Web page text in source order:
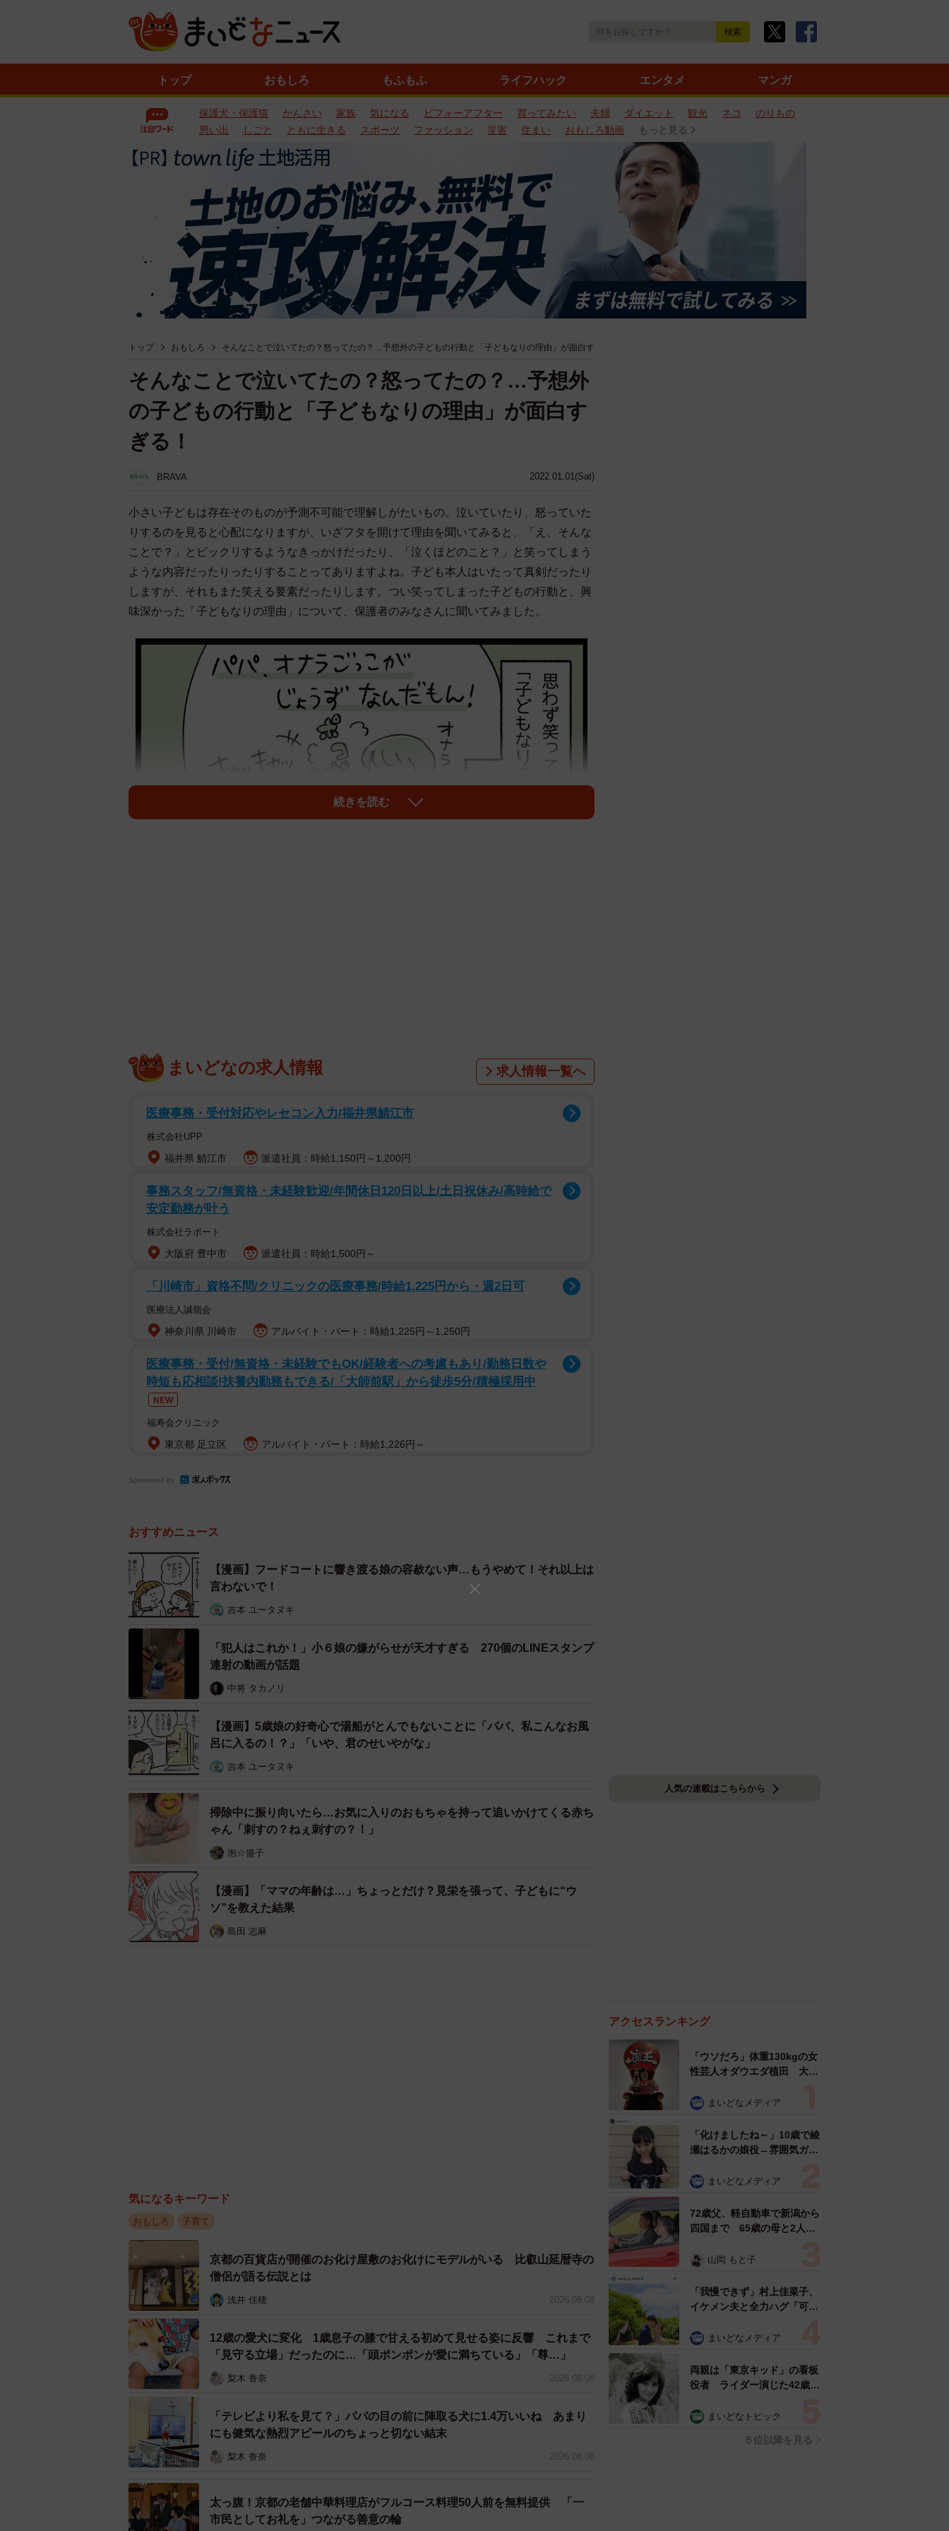
トップ おもしろ もふもふ ライフハック エンタメ マンガ
保護犬・保護猫 かんさい 家族 気になる ビフォーアフター 買ってみたい 夫婦 ダイエット 観光 ネコ
のりもの
思い出
しごと ともに生きる スポーツ ファッション 災害 住まい おもしろ動画 もっと見る
トップ おもしろ そんなことで泣いてたの？怒ってたの？…予想外の子どもの行動と「子どもなりの理由」が面白す
2022.01.01(Sat)
そんなことで泣いてたの？怒ってたの？…予想外
の子どもの行動と「子どもなりの理由」が面白す
ぎる！
BRAVA
小さい子どもは存在そのものが予測不可能で理解しがたいもの。泣いていたり、怒っていた
りするのを見ると心配になりますが、いざフタを開けて理由を聞いてみると、「え、そんな
ことで？」とビックリするようなきっかけだったり、「泣くほどのこと？」と笑ってしまう
ような内容だったりったりすることってありますよね。子ども本人はいたって真剣だったり
しますが、それもまた笑える要素だったりします。つい笑ってしまった子どもの行動と、興
味深かった「子どもなりの理由」について、保護者のみなさんに聞いてみました。
すね。でも、理由を聞いてみると、「なんて可愛いんだー」「面白すぎる！」と、思わず笑
ってしまうことも…。
◇ ◇
▽一口が大きかったから
あるとき、娘が「パパどうぞ」とパンをおすそ分けしていました。「ママにもちょうだい」
というと、「ママにはあげない」とそっけない態度。「なんでよ～」と聞くと、何日か前に
娘が「どうぞ」と差し出したアイスをかじった一口が（娘の）想像以上に大きかったからだ
そうです。ごめんよぉ～…ってか、根に持つタイプ！？〔Hさん、子ども3歳〕
▽パパがいい！！
お風呂はだいたい一日おきに主人と私が交代で入れていますが、私と入る日でも「パパがい
だからそう。確かに、主人と入るとずっと笑ってるなーと思っていました。「ママもやるか
らさ」と一緒に入った時やってみましたが、「ママ下手」と却下…オナラごっこで「パパが
いい！」になるとは。〔Eさん、子ども3歳〕
▽仮面ライダーをバカにしたから！？
思春期真っ盛りの高校2年の息子。3歳から仮面ライダーにハマっていたのですが、6歳くら
イダーは可愛くなんかない！かっこいいんだよ！」と泣きながら猛反発。悪いと思いなが
ら、思わず笑ってしまいました。私が笑ったことにも腹が立ったようで、それから1カ月く
らいは「ママは仮面ライダーをバカにした。嫌い！！」状態でしたね。今思うと可愛いかっ
たなぁ…。〔Tさん、子ども17歳、14歳〕
▽七星じゃない！
てんとう虫が大好きな息子。今では家じゅうてんとう虫グッズだらけです。初めてのてんと
う虫グッズとして、てんとう虫のイラストがついたリュックを買ってあげました。喜んでし
ばらく見ているうちに、「違う！ママ嫌い！」といきなり怒り出しました。「え、なんでな
んで？嫌い！？」と思っていたら、「七星じゃない！！！」と（点が５つしかなかった）。
まだ数もろくに数えられないのに、それだけは分かるのね…と、ちょっと笑ってしまいまし
た。〔Wさん、子ども4歳〕
大人だって泣きたいときはある、でも気やすく泣けない。子どもはそんなことまったく気に
せず、ささいな理由でアンアン泣いちゃうことも。ちょっと羨ましい…なんて思ってしまう
こともあります。
◇ ◇
▽自分で食べたんじゃん…
大好きなボーロの食べ終わった袋を見て、「ないない～ないない～」と大泣きの次男。自分
で完食したんじゃん（笑）。〔Yさん、子ども5歳、1歳〕
▽そうじゃない！！
食べやすいように、とパンをふたつに割ったら、いきなり大号泣。「違うのー違うのー」と
と食べたかったようです。〔Sさん、子ども2歳〕
続きを読む
まいどなの求人情報 求人情報一覧へ
医療事務・受付対応やレセコン入力/福井県鯖江市
株式会社UPP
福井県 鯖江市 派遣社員：時給1,150円～1,200円
事務スタッフ/無資格・未経験歓迎/年間休日120日以上/土日祝休み/高時給で
安定勤務が叶う
株式会社ラポート
大阪府 豊中市 派遣社員：時給1,500円～
「川崎市」資格不問/クリニックの医療事務/時給1,225円から・週2日可
医療法人誠嶺会
神奈川県 川崎市 アルバイト・パート：時給1,225円～1,250円
医療事務・受付/無資格・未経験でもOK/経験者への考慮もあり/勤務日数や
時短も応相談!扶養内勤務もできる/「大師前駅」から徒歩5分/積極採用中
NEW
福寿会クリニック
東京都 足立区 アルバイト・パート：時給1,226円～
Sponsored by
おすすめニュース
【漫画】フードコートに響き渡る娘の容赦ない声…もうやめて！それ以上は
言わないで！
吉本 ユータヌキ
「犯人はこれか！」小６娘の嫌がらせが天才すぎる 270個のLINEスタンプ
連射の動画が話題
中将 タカノリ
【漫画】5歳娘の好奇心で湯船がとんでもないことに「パパ、私こんなお風
呂に入るの！？」「いや、君のせいやがな」
吉本 ユータヌキ
掃除中に振り向いたら…お気に入りのおもちゃを持って追いかけてくる赤ち
ゃん「刺すの？ねぇ刺すの？！」
泡☆盛子
【漫画】「ママの年齢は…」ちょっとだけ？見栄を張って、子どもに“ウ
ソ”を教えた結果
島田 志麻
気になるキーワード
おもしろ 子育て
京都の百貨店が開催のお化け屋敷のお化けにモデルがいる 比叡山延暦寺の
僧侶が語る伝説とは
浅井 佳穂 2026.08.08
12歳の愛犬に変化 1歳息子の膝で甘える初めて見せる姿に反響 これまで
「見守る立場」だったのに…「頭ポンポンが愛に満ちている」「尊…」
梨木 香奈 2026.08.08
「テレビより私を見て？」パパの目の前に陣取る犬に1.4万いいね あまり
にも健気な熱烈アピールのちょっと切ない結末
梨木 香奈 2026.08.08
太っ腹！京都の老舗中華料理店がフルコース料理50人前を無料提供 「一
市民としてお礼を」つながる善意の輪
人気の連載はこちらから
アクセスランキング
「ウソだろ」体重130kgの女
性芸人オダウエダ植田 大学
で」 まいどなメディア
「化けましたね～」10歳で綾
瀬はるかの娘役→雰囲気ガラ
雰囲気が」「宝塚に入れそ
まいどなメディア
72歳父、軽自動車で新潟から
四国まで 65歳の母と2人で
憩まで分刻み… 「大学生で
山岡 もと子
「我慢できず」村上佳菜子、
イケメン夫と全力ハグ「可愛
まいどなメディア
両親は「東京キッド」の看板
役者 ライダー演じた42歳元
ングフォト」計画を明言
まいどなトピック
６位以降を見る